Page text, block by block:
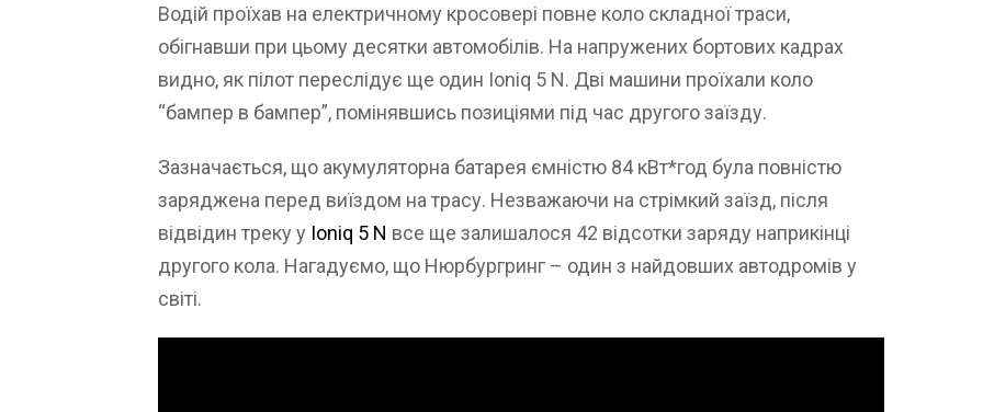
Водій проїхав на електричному кросовері повне коло складної траси,
обігнавши при цьому десятки автомобілів. На напружених бортових кадрах
видно, як пілот переслідує ще один Ioniq 5 N. Дві машини проїхали коло
“бампер в бампер”, помінявшись позиціями під час другого заїзду.
Зазначається, що акумуляторна батарея ємністю 84 кВт*год була повністю
заряджена перед виїздом на трасу. Незважаючи на стрімкий заїзд, після
відвідин треку у Ioniq 5 N все ще залишалося 42 відсотки заряду наприкінці
другого кола. Нагадуємо, що Нюрбургринг – один з найдовших автодромів у
світі.